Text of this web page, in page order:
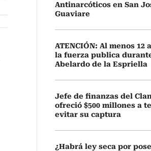
Antinarcóticos en San
Guaviare
ATENCIÓN: Al menos 12
la fuerza publica
Abelardo de la Espriella
Jefe de finanzas del
ofreció $500 millones a
evitar su captura
¿Habrá ley seca por